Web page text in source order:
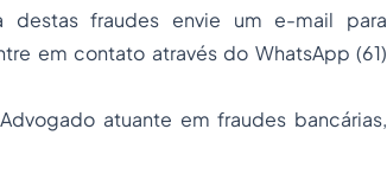
fraudes envie um e-mail para
em contato através do WhatsApp (61)
atuante em fraudes bancárias,